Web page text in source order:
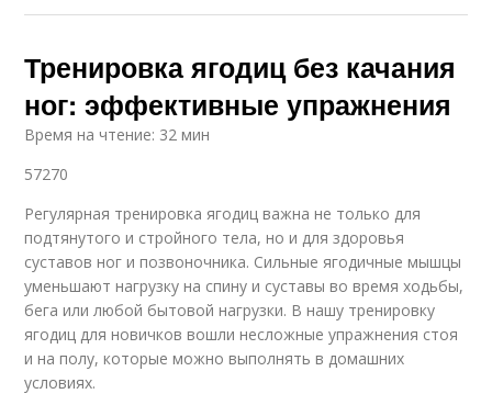
Тренировка ягодиц без качания
ног: эффективные упражнения
Время на чтение: 32 мин
57270
Регулярная тренировка ягодиц важна не только для
подтянутого и стройного тела, но и для здоровья
суставов ног и позвоночника. Сильные ягодичные мышцы
уменьшают нагрузку на спину и суставы во время ходьбы,
бега или любой бытовой нагрузки. В нашу тренировку
ягодиц для новичков вошли несложные упражнения стоя
и на полу, которые можно выполнять в домашних
условиях.